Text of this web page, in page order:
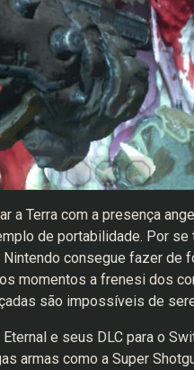
a Terra com a presença
de portabilidade. Por se
consegue fazer de
momentos a frenesi dos
são impossíveis de
e seus DLC para o
armas como a Super